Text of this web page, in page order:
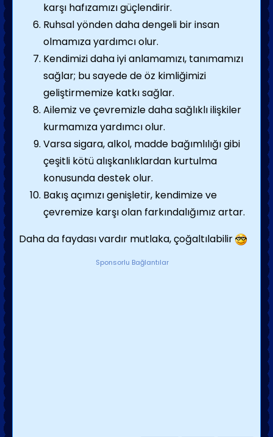
karşı hafızamızı güçlendirir.
Ruhsal yönden daha dengeli bir insan
olmamıza yardımcı olur.
Kendimizi daha iyi anlamamızı, tanımamızı
sağlar; bu sayede de öz kimliğimizi
geliştirmemize katkı sağlar.
Ailemiz ve çevremizle daha sağlıklı ilişkiler
kurmamıza yardımcı olur.
Varsa sigara, alkol, madde bağımlılığı gibi
çeşitli kötü alışkanlıklardan kurtulma
konusunda destek olur.
Bakış açımızı genişletir, kendimize ve
çevremize karşı olan farkındalığımız artar.
Daha da faydası vardır mutlaka, çoğaltılabilir
Sponsorlu Bağlantılar